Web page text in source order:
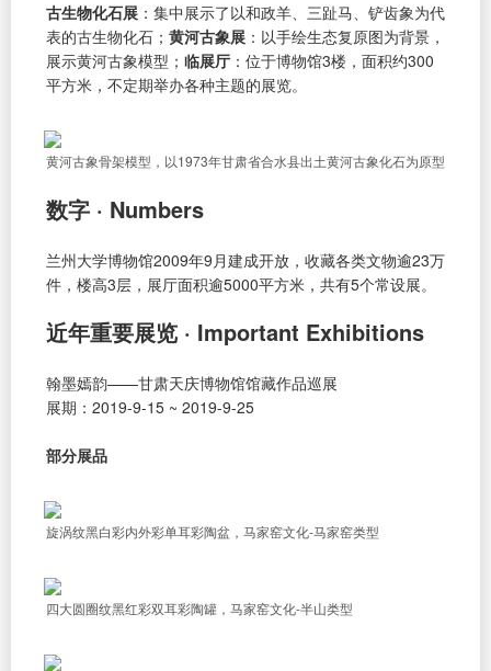
古生物化石展 ：集中展示了以和政羊、三趾马、铲齿象为代
表的古生物化石； 黄河古象展 ：以手绘生态复原图为背景，
展示黄河古象模型； 临展厅 ：位于博物馆3楼，面积约300
平方米，不定期举办各种主题的展览。
黄河古象骨架模型，以1973年甘肃省合水县出土黄河古象化石为原型
数字 · Numbers
兰州大学博物馆2009年9月建成开放，收藏各类文物逾23万
件，楼高3层，展厅面积逾5000平方米，共有5个常设展。
近年重要展览 · Important Exhibitions
翰墨嫣韵——甘肃天庆博物馆馆藏作品巡展
展期：2019-9-15 ~ 2019-9-25
部分展品
旋涡纹黑白彩内外彩单耳彩陶盆，马家窑文化-马家窑类型
四大圆圈纹黑红彩双耳彩陶罐，马家窑文化-半山类型